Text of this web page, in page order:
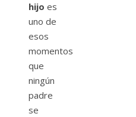
hijo es
uno de
esos
momentos
que
ningún
padre
se